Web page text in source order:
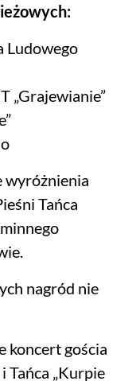
Ludowego
„Grajewianie”
wyróżnienia
Tańca
nagród nie
koncert gościa
Tańca „Kurpie